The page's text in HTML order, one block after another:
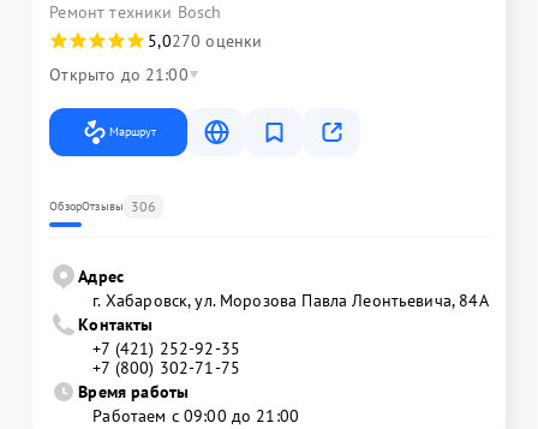
Ремонт техники Bosch
5,0270 оценки
Открыто до 21:00
Маршрут
ОбзорОтзывы 306
Адрес
г. Хабаровск, ул. Морозова Павла Леонтьевича, 84А
Контакты
+7 (421) 252-92-35
+7 (800) 302-71-75
Время работы
Работаем с 09:00 до 21:00